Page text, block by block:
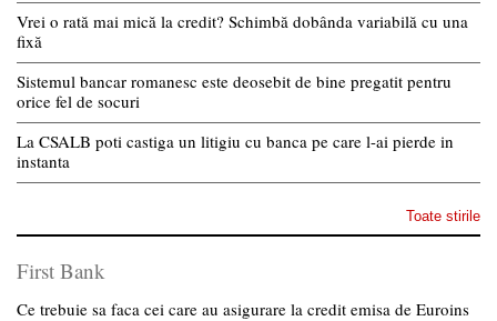
Vrei o rată mai mică la credit? Schimbă dobânda variabilă cu una
fixă
Sistemul bancar romanesc este deosebit de bine pregatit pentru
orice fel de socuri
La CSALB poti castiga un litigiu cu banca pe care l-ai pierde in
instanta
Toate stirile
First Bank
Ce trebuie sa faca cei care au asigurare la credit emisa de Euroins